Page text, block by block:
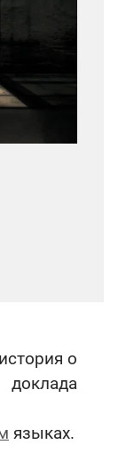
о
языках.